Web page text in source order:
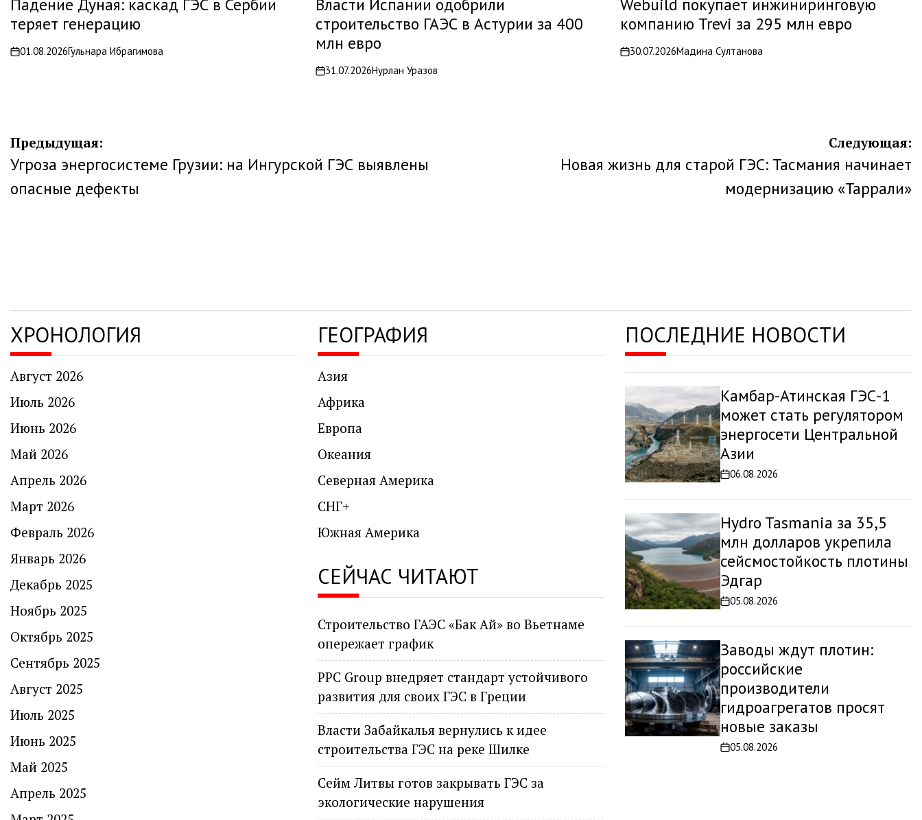
теряет генерацию
on01.08.2026Гульнара Ибрагимова
строительство ГАЭС в Астурии за 400
млн евро
on31.07.2026Нурлан Уразов
компанию Trevi за 295 млн евро
on30.07.2026Мадина Султанова
Навигация
по
записям
Предыдущая:
Угроза энергосистеме Грузии: на Ингурской ГЭС выявлены
опасные дефекты
Следующая:
Новая жизнь для старой ГЭС: Тасмания начинает
модернизацию «Таррали»
ХРОНОЛОГИЯ
Август 2026
Июль 2026
Июнь 2026
Май 2026
Апрель 2026
Март 2026
Февраль 2026
Январь 2026
Декабрь 2025
Ноябрь 2025
Октябрь 2025
Сентябрь 2025
Август 2025
Июль 2025
Июнь 2025
Май 2025
Апрель 2025
ГЕОГРАФИЯ
Азия
Африка
Европа
Океания
Северная Америка
СНГ+
Южная Америка
СЕЙЧАС ЧИТАЮТ
Строительство ГАЭС «Бак Ай» во Вьетнаме
опережает график
PPC Group внедряет стандарт устойчивого
развития для своих ГЭС в Греции
Власти Забайкалья вернулись к идее
строительства ГЭС на реке Шилке
Сейм Литвы готов закрывать ГЭС за
экологические нарушения
ПОСЛЕДНИЕ НОВОСТИ
Камбар-Атинская ГЭС-1
может стать регулятором
энергосети Центральной
Азии
Дата
06.08.2026
Hydro Tasmania за 35,5
млн долларов укрепила
сейсмостойкость плотины
Эдгар
Дата
05.08.2026
Заводы ждут плотин:
российские
производители
гидроагрегатов просят
новые заказы
Дата
05.08.2026